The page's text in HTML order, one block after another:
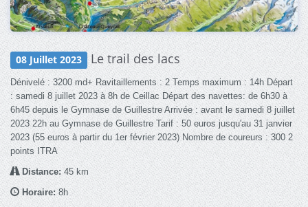
08 Juillet 2023 Le trail des lacs
Dénivelé : 3200 md+ Ravitaillements : 2 Temps maximum : 14h Départ
: samedi 8 juillet 2023 à 8h de Ceillac Départ des navettes: de 6h30 à
6h45 depuis le Gymnase de Guillestre Arrivée : avant le samedi 8 juillet
2023 22h au Gymnase de Guillestre Tarif : 50 euros jusqu'au 31 janvier
2023 (55 euros à partir du 1er février 2023) Nombre de coureurs : 300 2
points ITRA
Distance: 45 km
Horaire:8h